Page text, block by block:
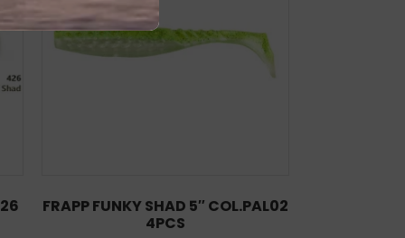
FRAPP FUNKY SHAD 5″ COL.PAL02
4PCS